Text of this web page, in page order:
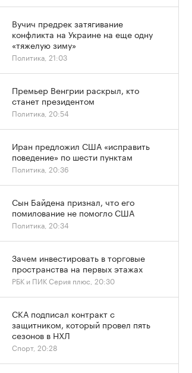
Вучич предрек затягивание
конфликта на Украине на еще одну
«тяжелую зиму»
Политика, 21:03
Премьер Венгрии раскрыл, кто
станет президентом
Политика, 20:54
Иран предложил США «исправить
поведение» по шести пунктам
Политика, 20:36
Сын Байдена признал, что его
помилование не помогло США
Политика, 20:34
Зачем инвестировать в торговые
пространства на первых этажах
РБК и ПИК Серия плюс, 20:30
СКА подписал контракт с
защитником, который провел пять
сезонов в НХЛ
Спорт, 20:28